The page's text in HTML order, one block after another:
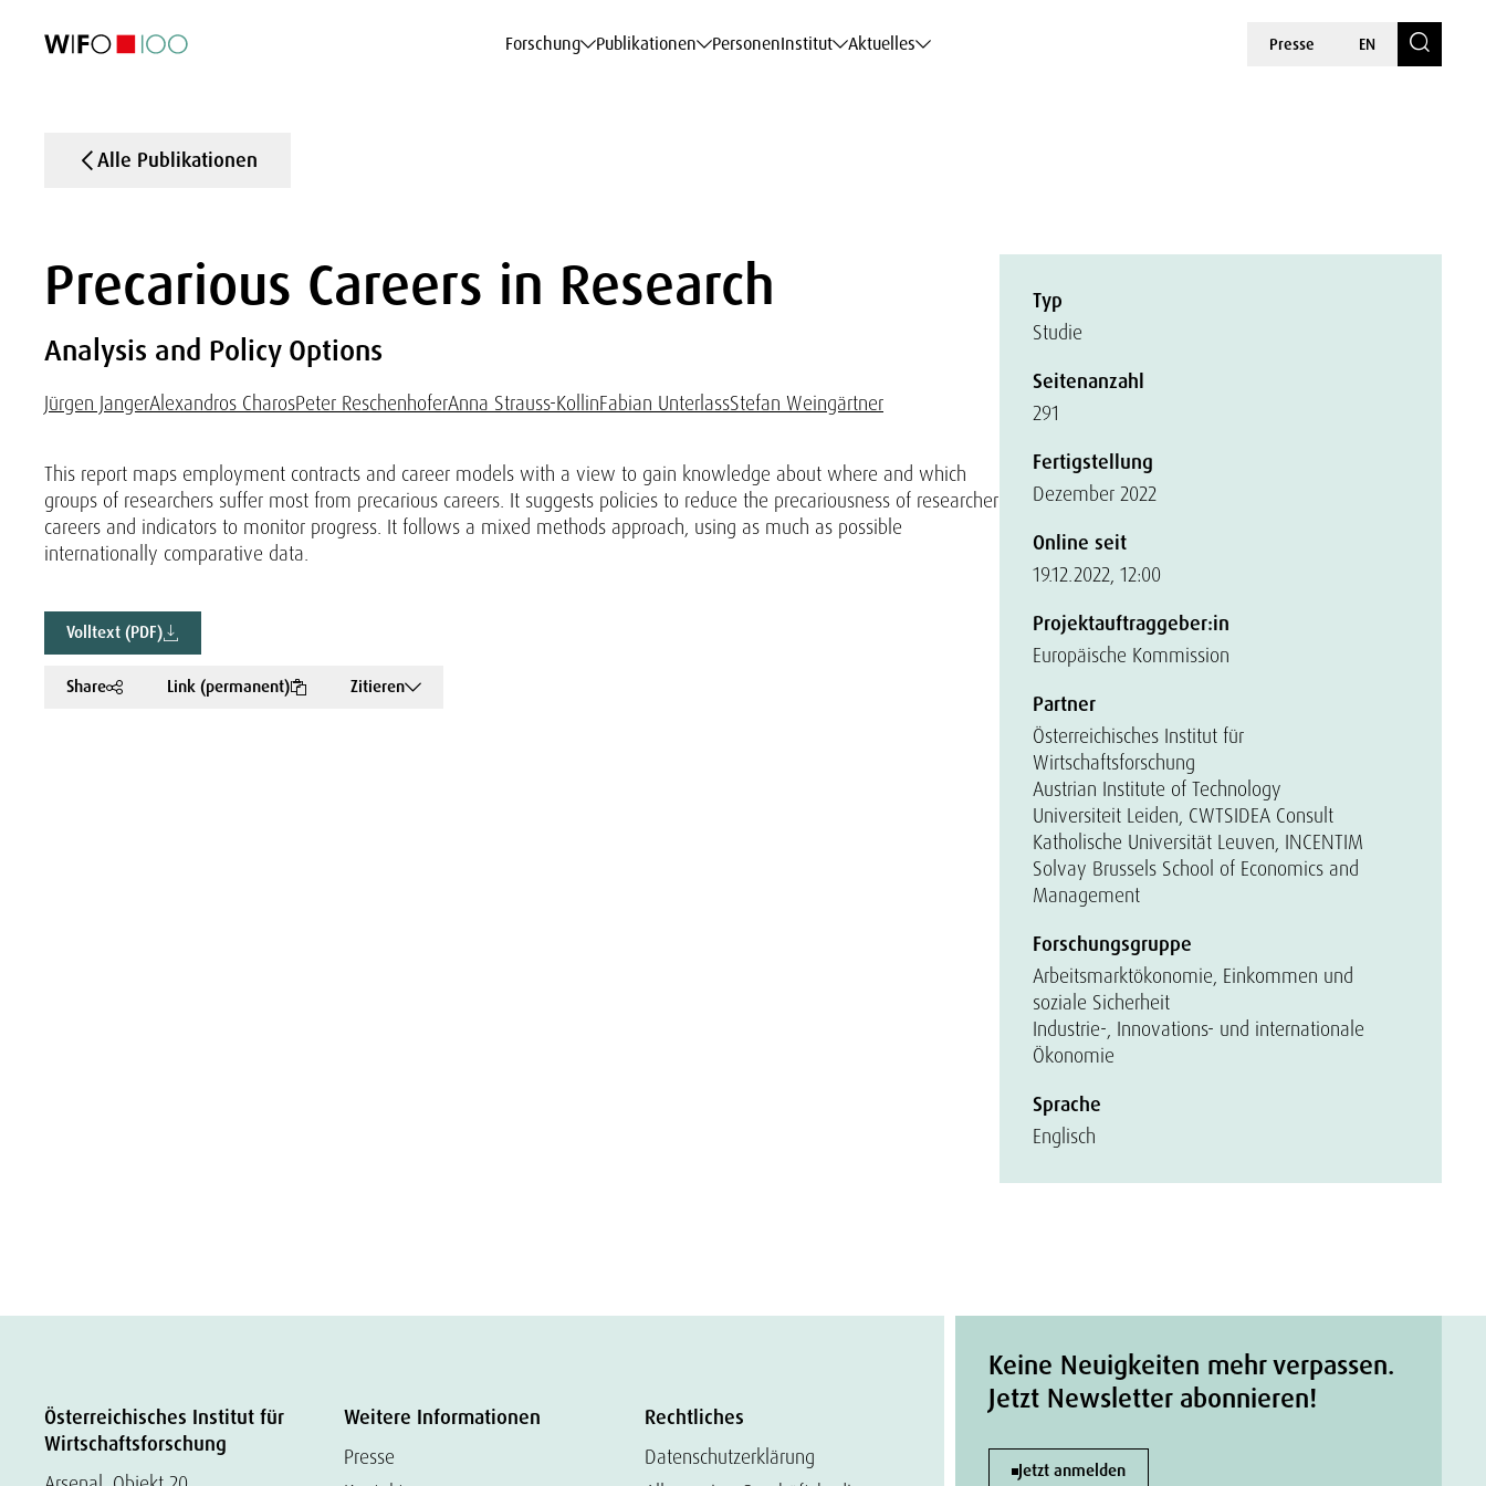
Forschung Publikationen PersonenInstitut Aktuelles Presse EN
Alle Publikationen
Precarious Careers in Research
Analysis and Policy Options
Jürgen JangerAlexandros CharosPeter ReschenhoferAnna Strauss-KollinFabian UnterlassStefan Weingärtner
This report maps employment contracts and career models with a view to gain knowledge about where and which
groups of researchers suffer most from precarious careers. It suggests policies to reduce the precariousness of researcher
careers and indicators to monitor progress. It follows a mixed methods approach, using as much as possible
internationally comparative data.
Volltext (PDF)
Share Link (permanent) Zitieren
Typ
Studie
Seitenanzahl
291
Fertigstellung
Dezember 2022
Online seit
19.12.2022, 12:00
Projektauftraggeber:in
Europäische Kommission
Partner
Österreichisches Institut für
Wirtschaftsforschung
Austrian Institute of Technology
Universiteit Leiden, CWTSIDEA Consult
Katholische Universität Leuven, INCENTIM
Solvay Brussels School of Economics and
Management
Forschungsgruppe
Arbeitsmarktökonomie, Einkommen und
soziale Sicherheit
Industrie-, Innovations- und internationale
Ökonomie
Sprache
Englisch
Österreichisches Institut für
Wirtschaftsforschung
Weitere Informationen
Presse
Rechtliches
Datenschutzerklärung
Keine Neuigkeiten mehr verpassen.
Jetzt Newsletter abonnieren!
Jetzt anmelden